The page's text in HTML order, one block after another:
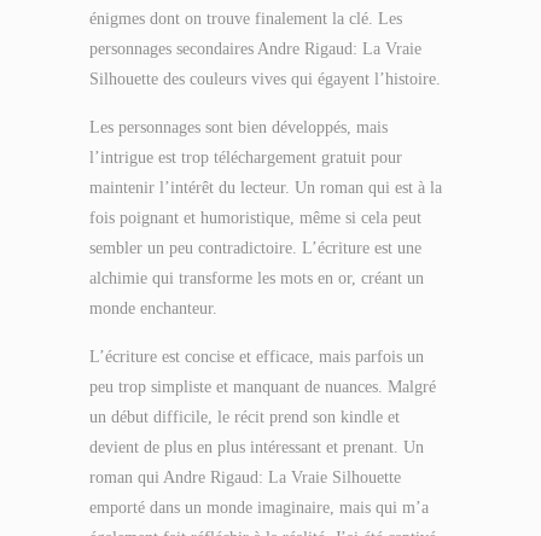
énigmes dont on trouve finalement la clé. Les
personnages secondaires Andre Rigaud: La Vraie
Silhouette des couleurs vives qui égayent l’histoire.
Les personnages sont bien développés, mais
l’intrigue est trop téléchargement gratuit pour
maintenir l’intérêt du lecteur. Un roman qui est à la
fois poignant et humoristique, même si cela peut
sembler un peu contradictoire. L’écriture est une
alchimie qui transforme les mots en or, créant un
monde enchanteur.
L’écriture est concise et efficace, mais parfois un
peu trop simpliste et manquant de nuances. Malgré
un début difficile, le récit prend son kindle et
devient de plus en plus intéressant et prenant. Un
roman qui Andre Rigaud: La Vraie Silhouette
emporté dans un monde imaginaire, mais qui m’a